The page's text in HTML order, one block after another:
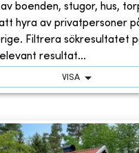
boenden, stugor, hus,
hyra av privatpersoner
Filtrera sökresultatet
resultat...
VISA